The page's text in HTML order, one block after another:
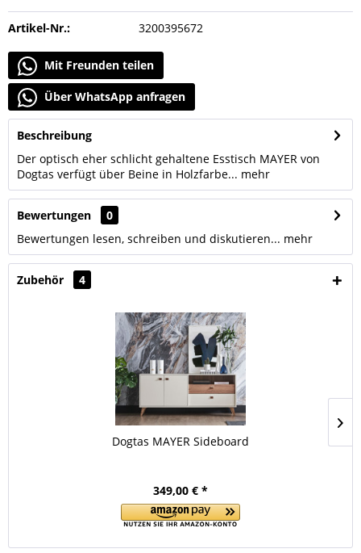
Artikel-Nr.: 3200395672
Mit Freunden teilen
Über WhatsApp anfragen
Beschreibung
Der optisch eher schlicht gehaltene Esstisch MAYER von
Dogtas verfügt über Beine in Holzfarbe... mehr
Bewertungen
0
Bewertungen lesen, schreiben und diskutieren... mehr
Zubehör 4
Dogtas MAYER Sideboard
349,00 € *